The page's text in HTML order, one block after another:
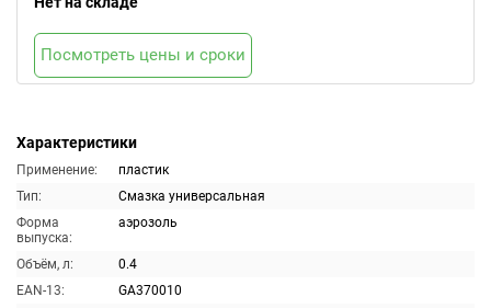
Характеристики
Применение:
пластик
Тип:
Смазка универсальная
Форма
выпуска:
аэрозоль
Объём, л:
0.4
EAN-13:
GA370010
Посмотреть цены и сроки